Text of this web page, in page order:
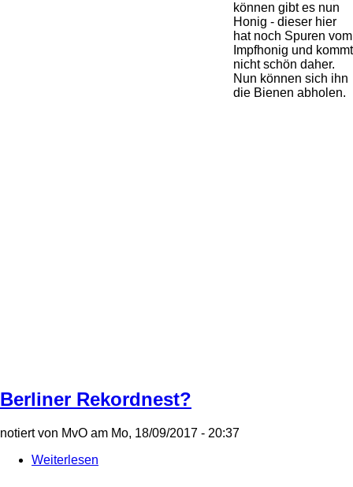
können gibt es nun
Honig - dieser hier
hat noch Spuren vom
Impfhonig und kommt
nicht schön daher.
Nun können sich ihn
die Bienen abholen.
Berliner Rekordnest?
notiert von MvO am Mo, 18/09/2017 - 20:37
Weiterlesen